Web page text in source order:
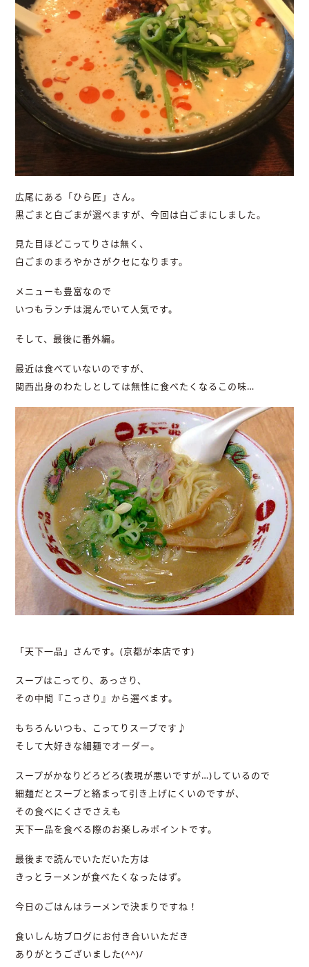
広尾にある「ひら匠」さん。
黒ごまと白ごまが選べますが、今回は白ごまにしました。
見た目ほどこってりさは無く、
白ごまのまろやかさがクセになります。
メニューも豊富なので
いつもランチは混んでいて人気です。
そして、最後に番外編。
最近は食べていないのですが、
関西出身のわたしとしては無性に食べたくなるこの味…
「天下一品」さんです。(京都が本店です)
スープはこってり、あっさり、
その中間『こっさり』から選べます。
もちろんいつも、こってりスープです♪
そして大好きな細麺でオーダー。
スープがかなりどろどろ(表現が悪いですが…)しているので
細麺だとスープと絡まって引き上げにくいのですが、
その食べにくさでさえも
天下一品を食べる際のお楽しみポイントです。
最後まで読んでいただいた方は
きっとラーメンが食べたくなったはず。
今日のごはんはラーメンで決まりですね！
食いしん坊ブログにお付き合いいただき
ありがとうございました(^^)/